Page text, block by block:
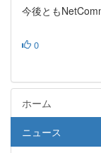
今後とも
0
ホーム
ニュース